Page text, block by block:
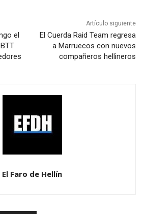
el
Artículo siguiente
El Cuerda Raid Team regresa
a Marruecos con nuevos
compañeros hellineros
El Faro de Hellín